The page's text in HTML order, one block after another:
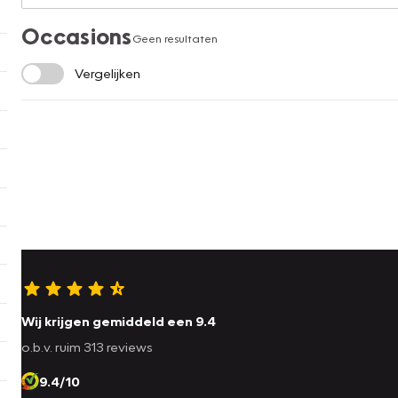
OccasionsGeen resultaten
Vergelijken
Wij krijgen gemiddeld een 9.4
o.b.v. ruim 313 reviews
9.4/10